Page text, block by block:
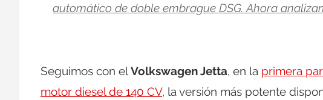
automático de doble embrague DSG. Ahora
Seguimos con elVolkswagen Jetta, en la primera
motor diesel de 140 CV, la versión más potente